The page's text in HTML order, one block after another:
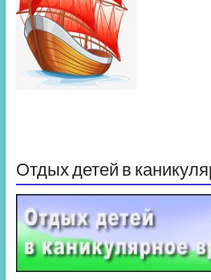
Отдых детей в